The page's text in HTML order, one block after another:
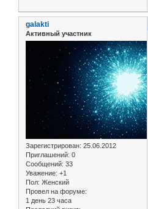
galakti
Активный участник
Зарегистрирован: 25.06.2012
Приглашений: 0
Сообщений: 33
Уважение: +1
Пол: Женский
Провел на форуме:
1 день 23 часа